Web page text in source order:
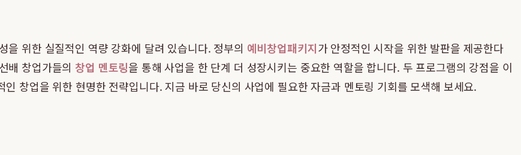
위한 실질적인 역량 강화에 달려 있습니다. 정부의 예비창업패키지가 안정적인 시작을 위한 발판을 제공한다
배 창업가들의 창업 멘토링을 통해 사업을 한 단계 더 성장시키는 중요한 역할을 합니다. 두 프로그램의 강점을 이
창업을 위한 현명한 전략입니다. 지금 바로 당신의 사업에 필요한 자금과 멘토링 기회를 모색해 보세요.